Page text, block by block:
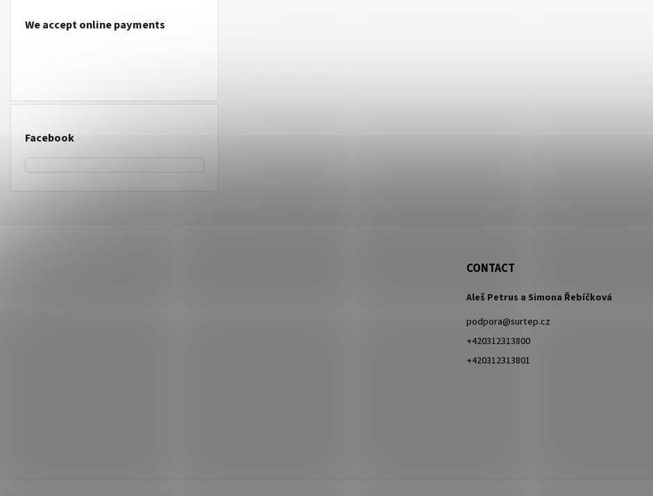
We accept online payments
Facebook
CONTACT
Aleš Petrus a Simona Řebíčková
podpora@surtep.cz
+420312313800
+420312313801